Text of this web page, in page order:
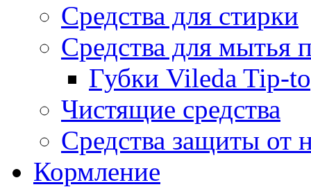
Средства для стирки
Средства для мытья
Губки Vileda Tip-
Чистящие средства
Средства защиты от
Кормление